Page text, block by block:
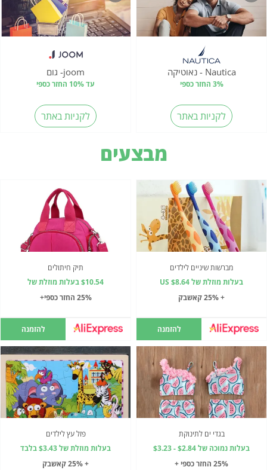
Nautica - נאוטיקה
3% החזר כספי
לקניות באתר
joom- גום
עד 10% החזר כספי
לקניות באתר
מבצעים
מברשות שיניים לילדים
בעלות מוזלת של US $8.64
+ 25% קאשבק
להזמנה
תיק חיתולים
$10.54 בעלות מוזלת של
25% החזר כספי+
להזמנה
בגדי ים לתינוקת
בעלות נמוכה של $2.84 - $3.23
25% החזר כספי +
פזל עץ לילדים
בעלות מוזלת של $3.43 בלבד
+ 25% קאשבק